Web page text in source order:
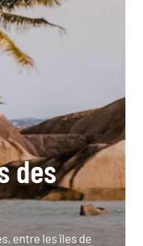
des
entre les îles de